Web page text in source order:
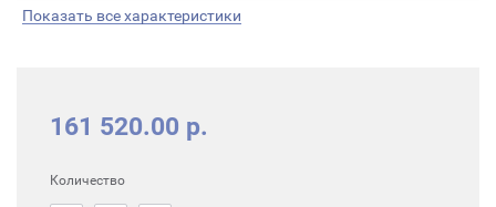
Показать все характеристики
161 520.00 р.
Количество